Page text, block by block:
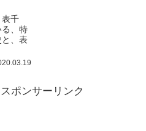
表千
、特
、表
スポンサーリンク